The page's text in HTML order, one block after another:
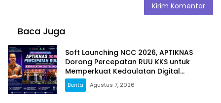
Baca Juga
Soft Launching NCC 2026, APTIKNAS
Dorong Percepatan RUU KKS untuk
Memperkuat Kedaulatan Digital
Indonesia
Berita Agustus 7, 2026